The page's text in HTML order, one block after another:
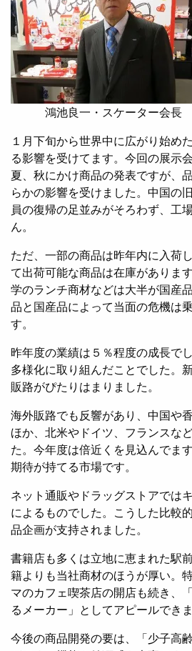
鴻池良一・スケーター会長
１月下旬から世界中に広がり始め
る影響を受けてます。今回の展示
夏、秋にかけ商品の発表ですが、
らかの影響を受けました。中国の
員の復帰の足並みがそろわず、工
ん。
ただ、一部の商品は昨年内に入荷
て出荷可能な商品は在庫がありま
学のランチ商材などは大半が国産
品と国産品によって当面の危機は
す。
昨年度の業績は５％程度の成長で
多様化に取り組んだことでした。
販路がぴたりはまりました。
海外販路でも反響があり、中国や
ほか、北米やドイツ、フランスな
た。今年度は倍近くを見込んでま
期待が持てる市場です。
ネット通販やドラッグストアでは
によるものでした。こうした比較
品企画が支持されました。
書籍店も多くは立地に恵まれた駅
籍よりも当社商材のほうが厚い。
マのカフェ喫茶店の開店も続き、
るメーカー」としてアピールできま
今後の商品開発の要は、「少子高